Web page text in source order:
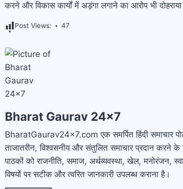
करने और विकास कार्यों में अड़ंगा लगाने का आरोप भी दोहराया
Post Views: 47
Bharat Gaurav 24x7
BharatGaurav24x7.com एक समर्पित हिंदी समाचार
ताजातरीन, विश्वसनीय और संतुलित समाचार प्रदान करने के
पाठकों को राजनीति, समाज, अर्थव्यवस्था, खेल, मनोरंजन,
विषयों पर सटीक और त्वरित जानकारी उपलब्ध कराना है।